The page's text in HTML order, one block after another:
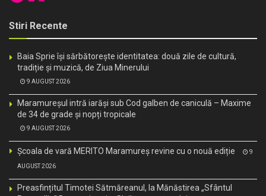
Stiri Recente
Baia Sprie își sărbătorește identitatea: două zile de cultură,
tradiție și muzică, de Ziua Minerului
9 AUGUST 2026
Maramureșul intră iarăși sub Cod galben de caniculă – Maxime
de 34 de grade și nopți tropicale
9 AUGUST 2026
Școala de vară MERITO Maramureș revine cu o nouă ediție 9
AUGUST 2026
Preasfințitul Timotei Sătmăreanul, la Mănăstirea „Sfântul